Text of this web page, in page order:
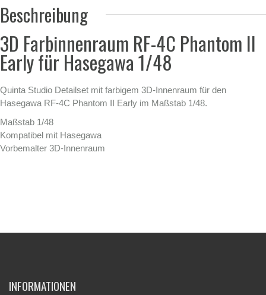
Beschreibung
3D Farbinnenraum RF-4C Phantom II
Early für Hasegawa 1/48
Quinta Studio Detailset mit farbigem 3D-Innenraum für den
Hasegawa RF-4C Phantom II Early im Maßstab 1/48.
Maßstab 1/48
Kompatibel mit Hasegawa
Vorbemalter 3D-Innenraum
INFORMATIONEN